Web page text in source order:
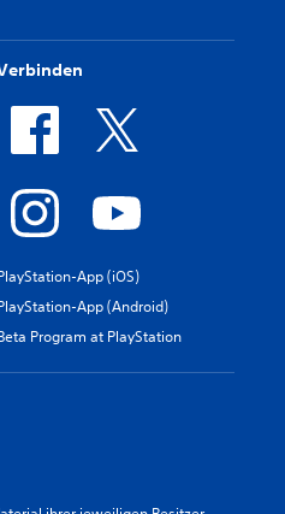
App (iOS)
App (Android)
Program at PlayStation